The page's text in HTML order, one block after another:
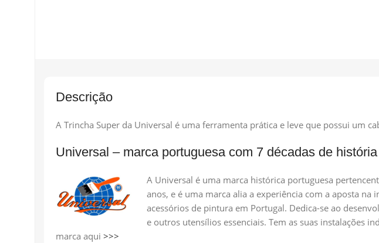
Descrição
A Trincha Super da Universal é uma ferramenta prática e leve que possui um
Universal – marca portuguesa com 7 décadas de história
A Universal é uma marca histórica portuguesa
anos, e é uma marca alia a experiência com a aposta
acessórios de pintura em Portugal. Dedica-se ao
e outros utensílios essenciais. Tem as suas instalações
marca aqui >>>